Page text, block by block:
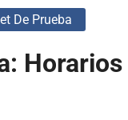
De Prueba